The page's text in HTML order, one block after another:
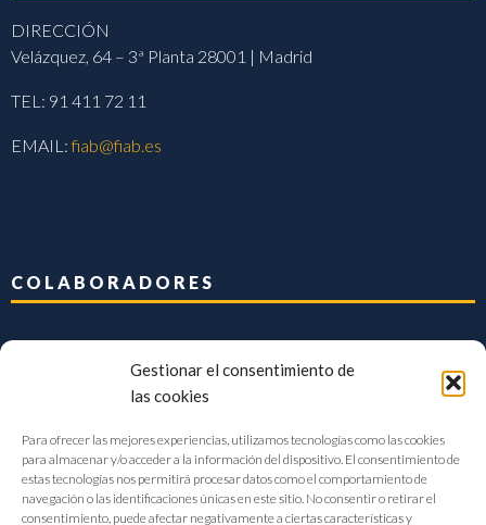
Gestionar el consentimiento de
las cookies
Para ofrecer las mejores experiencias, utilizamos tecnologías como las cookies
para almacenar y/o acceder a la información del dispositivo. El consentimiento de
estas tecnologías nos permitirá procesar datos como el comportamiento de
navegación o las identificaciones únicas en este sitio. No consentir o retirar el
consentimiento, puede afectar negativamente a ciertas características y
DIRECCIÓN
Velázquez, 64 – 3ª Planta 28001 | Madrid
TEL: 91 411 72 11
EMAIL:fiab@fiab.es
COLABORADORES